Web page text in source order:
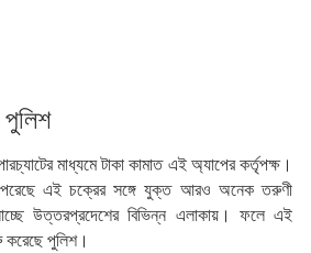
মাধ্যমে টাকা কামাত এই অ্যাপের কর্তৃপক্ষ।
এই চক্রের সঙ্গে যুক্ত আরও অনেক তরুণী
উত্তরপ্রদেশের বিভিন্ন এলাকায়। ফলে এই
পুলিশ।